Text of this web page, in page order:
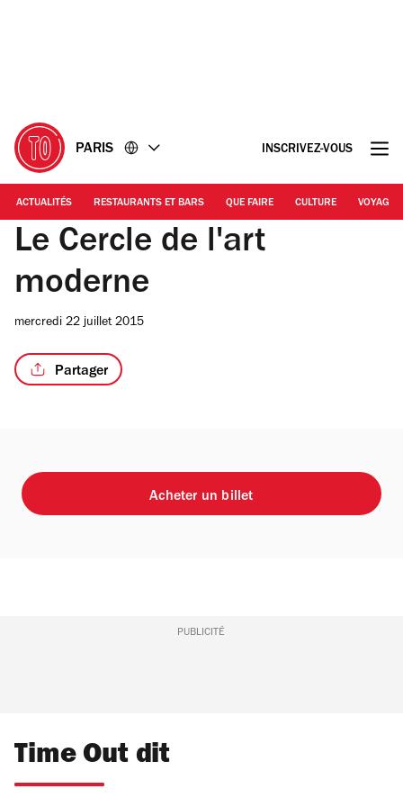
PARIS INSCRIVEZ-VOUS
ACTUALITÉS RESTAURANTS ET BARS QUE FAIRE CULTURE VOYAGE
Le Cercle de l'art
moderne
mercredi 22 juillet 2015
Partager
Acheter un billet
PUBLICITÉ
Time Out dit